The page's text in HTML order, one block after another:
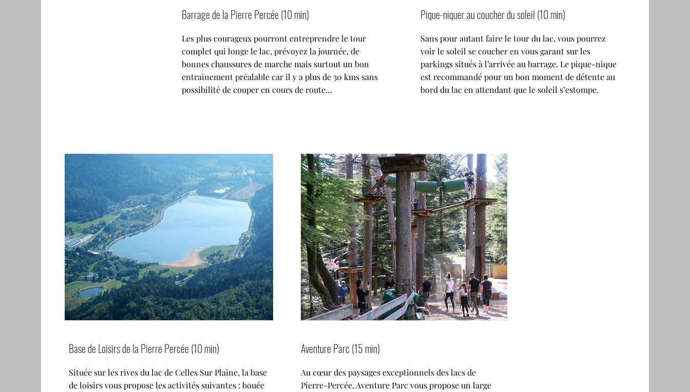
Barrage de la Pierre Percée (10 min)
Les plus courageux pourront entreprendre le tour
complet qui longe le lac, prévoyez la journée, de
bonnes chaussures de marche mais surtout un bon
entrainement préalable car il y a plus de 30 kms sans
possibilité de couper en cours de route…
Pique-niquer au coucher du soleil (10 min)
Sans pour autant faire le tour du lac, vous pourrez
voir le soleil se coucher en vous garant sur les
parkings situés à l’arrivée au barrage. Le pique-nique
est recommandé pour un bon moment de détente au
bord du lac en attendant que le soleil s’estompe.
Base de Loisirs de la Pierre Percée (10 min)
Située sur les rives du lac de Celles Sur Plaine, la base
de loisirs vous propose les activités suivantes : bouée
Aventure Parc (15 min)
Au cœur des paysages exceptionnels des lacs de
Pierre-Percée, Aventure Parc vous propose un large